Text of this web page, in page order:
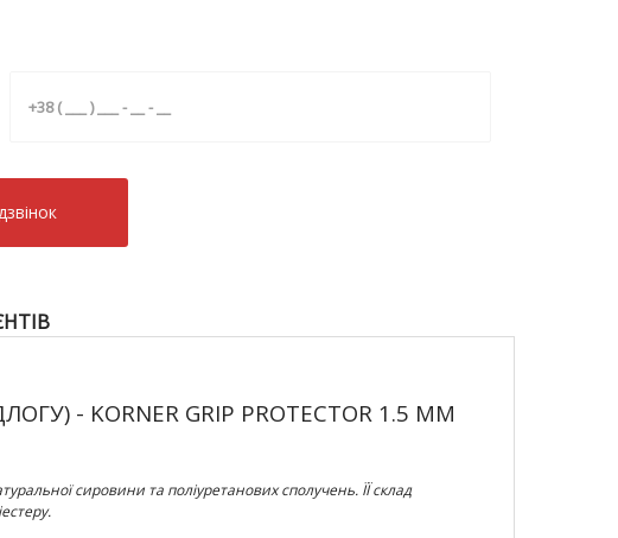
- KORNER GRIP PROTECTOR 1.5 ММ
сировини та поліуретанових сполучень. ЇЇ склад